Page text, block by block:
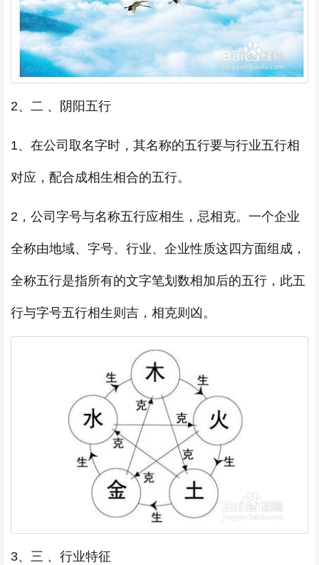
2、二 、阴阳五行
1、在公司取名字时，其名称的五行要与行业五行相
对应，配合成相生相合的五行。
2，公司字号与名称五行应相生，忌相克。一个企业
全称由地域、字号、行业、企业性质这四方面组成，
全称五行是指所有的文字笔划数相加后的五行，此五
行与字号五行相生则吉，相克则凶。
3、三 、行业特征